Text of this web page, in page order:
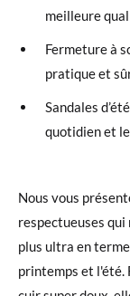
meilleure
Fermeture à
pratique et
Sandales
quotidien et
Nous vous
respectueuses
plus ultra en
printemps et l'été.